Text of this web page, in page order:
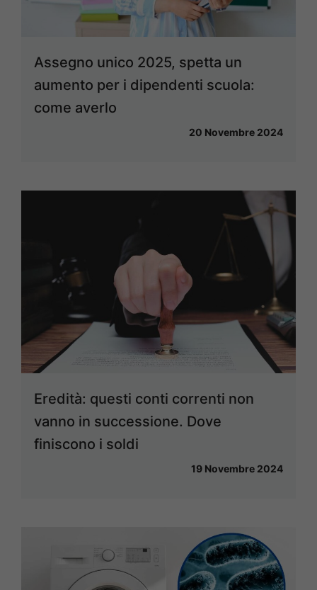
Assegno unico 2025, spetta un
aumento per i dipendenti scuola:
come averlo
20 Novembre 2024
Eredità: questi conti correnti non
vanno in successione. Dove
finiscono i soldi
19 Novembre 2024